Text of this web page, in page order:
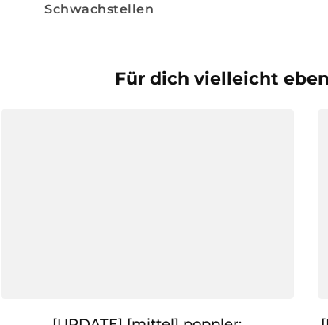
Schwachstellen
Für dich vielleicht